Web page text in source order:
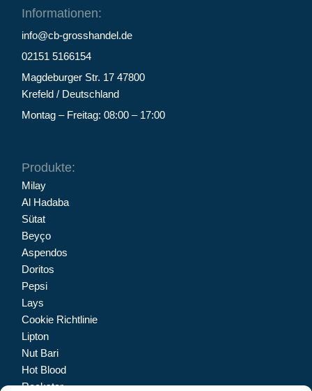
Informationen:
info@cb-grosshandel.de
02151 5166154
Magdeburger Str. 17 47800
Krefeld / Deutschland
Montag – Freitag: 08:00 – 17:00
Produkte:
Milay
Al Hadaba
Sütat
Beyço
Aspendos
Doritos
Pepsi
Lays
Cookie Richtlinie
Lipton
Nut Bari
Hot Blood
Rockstar